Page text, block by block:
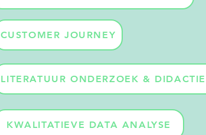
CUSTOMER JOURNEY
LITERATUUR ONDERZOEK &
KWALITATIEVE DATA ANALYSE